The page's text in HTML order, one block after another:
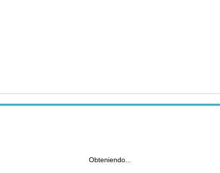
Obteniendo...